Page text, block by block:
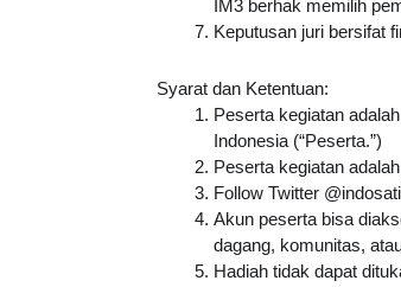
IM3 berhak memilih
Keputusan juri bersifat
Syarat dan Ketentuan:
Peserta kegiatan
Indonesia (“Peserta.”)
Peserta kegiatan
Follow Twitter
Akun peserta bisa
dagang, komunitas,
Hadiah tidak dapat